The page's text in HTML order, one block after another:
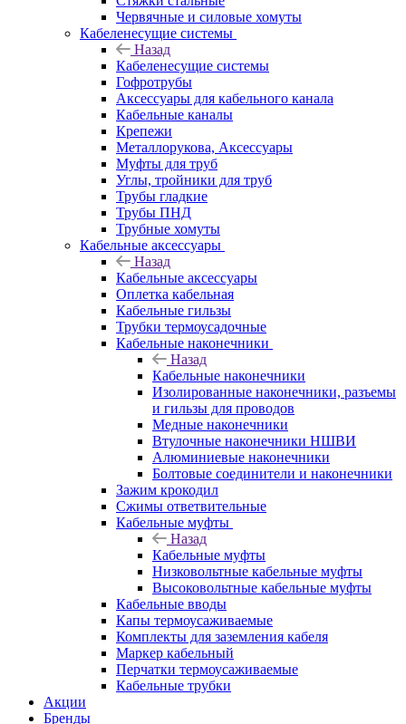
Червячные и силовые хомуты
Кабеленесущие системы
Назад
Кабеленесущие системы
Гофротрубы
Аксессуары для кабельного канала
Кабельные каналы
Крепежи
Металлорукова, Аксессуары
Муфты для труб
Углы, тройники для труб
Трубы гладкие
Трубы ПНД
Трубные хомуты
Кабельные аксессуары
Назад
Кабельные аксессуары
Оплетка кабельная
Кабельные гильзы
Трубки термоусадочные
Кабельные наконечники
Назад
Кабельные наконечники
Изолированные наконечники, разъемы
и гильзы для проводов
Медные наконечники
Втулочные наконечники НШВИ
Алюминиевые наконечники
Болтовые соединители и наконечники
Зажим крокодил
Сжимы ответвительные
Кабельные муфты
Назад
Кабельные муфты
Низковольтные кабельные муфты
Высоковольтные кабельные муфты
Кабельные вводы
Капы термоусаживаемые
Комплекты для заземления кабеля
Маркер кабельный
Перчатки термоусаживаемые
Кабельные трубки
Акции
Бренды